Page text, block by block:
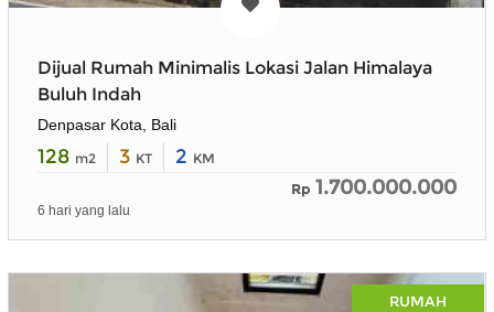
Dijual Rumah Minimalis Lokasi Jalan Himalaya
Buluh Indah
Denpasar Kota, Bali
128 m2 3 KT 2 KM
Rp 1.700.000.000
6 hari yang lalu
RUMAH